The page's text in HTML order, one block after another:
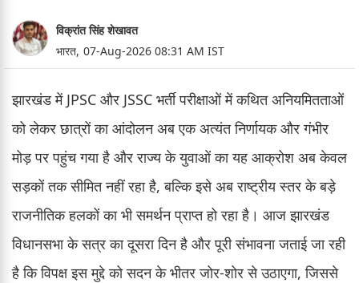
विक्रांत सिंह शेखावत
भारत, 07-Aug-2026 08:31 AM IST
झारखंड में JPSC और JSSC भर्ती परीक्षाओं में कथित अनियमितताओं
को लेकर छात्रों का आंदोलन अब एक अत्यंत निर्णायक और गंभीर
मोड़ पर पहुंच गया है और राज्य के युवाओं का यह आक्रोश अब केवल
सड़कों तक सीमित नहीं रहा है, बल्कि इसे अब राष्ट्रीय स्तर के बड़े
राजनीतिक हलकों का भी समर्थन प्राप्त हो रहा है। आज झारखंड
विधानसभा के सत्र का दूसरा दिन है और पूरी संभावना जताई जा रही
है कि विपक्ष इस मुद्दे को सदन के भीतर जोर-शोर से उठाएगा, जिससे